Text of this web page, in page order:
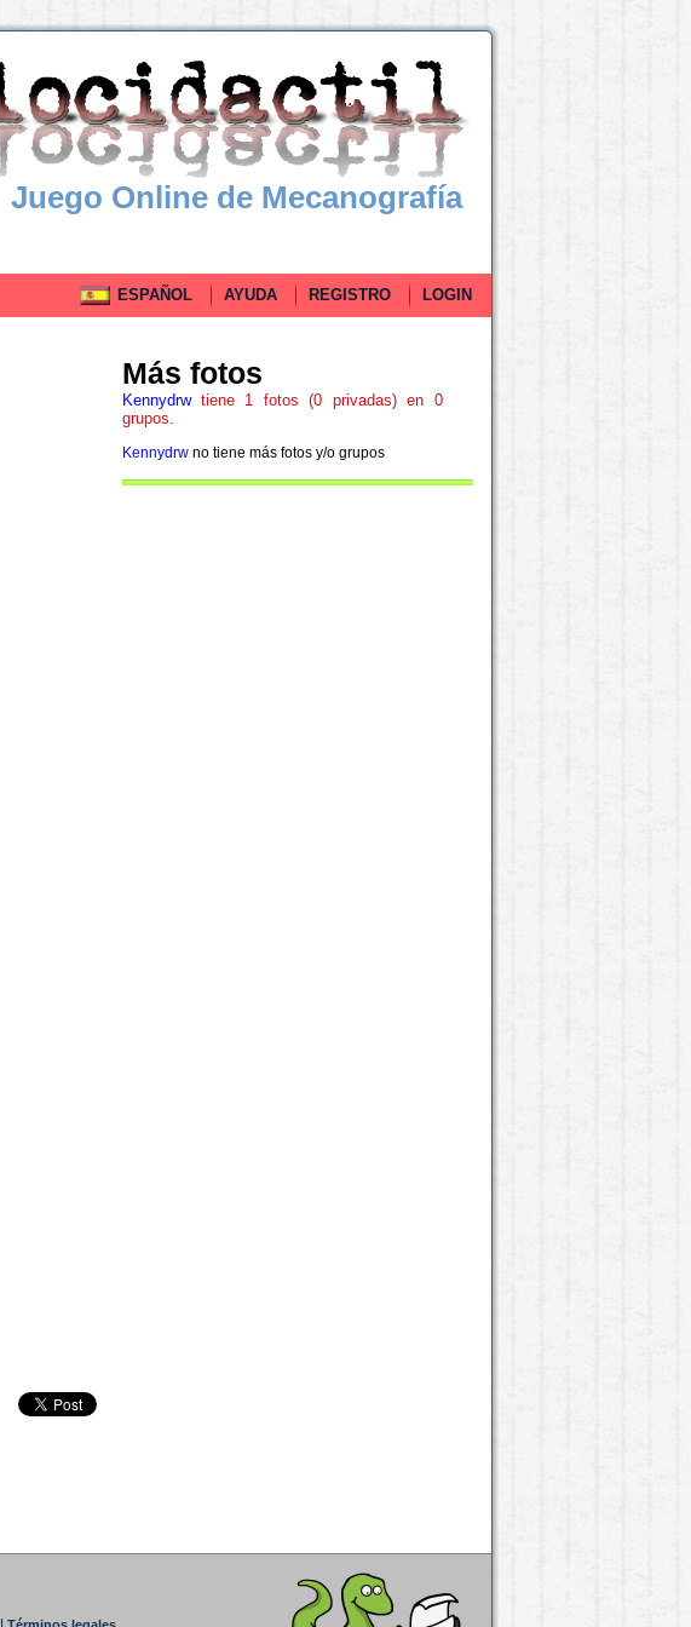
Juego Online de Mecanografía
ESPAÑOL AYUDA REGISTRO LOGIN
Más fotos
Kennydrwtiene 1 fotos (0 privadas) en 0
grupos.
Kennydrwno tiene más fotos y/o grupos